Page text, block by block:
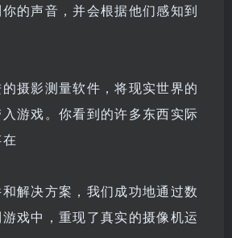
的声音，并会根据他们感知到
摄影测量软件，将现实世界的
游戏。你看到的许多东西实际
解决方案，我们成功地通过数
戏中，重现了真实的摄像机运